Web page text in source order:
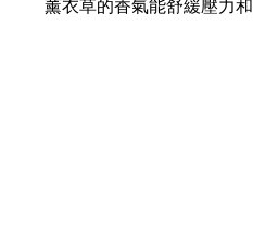
薰衣草的香氣能舒緩壓力